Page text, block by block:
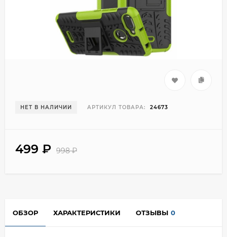
НЕТ В НАЛИЧИИ АРТИКУЛ ТОВАРА: 24673
499 ₽ 998₽
ОБЗОР ХАРАКТЕРИСТИКИ ОТЗЫВЫ 0